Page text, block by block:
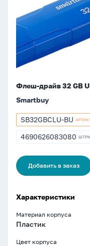
USB
2.0
Smartbuy
CLUE
Blue
Флеш-драйв 32 GB
Smartbuy
Артикул
SB32GBCLU-
SB32GBCLU-BU
ШТРИХКОД
4690626083080
Добавить в заказ
Характеристики
Материал корпуса
Пластик
Цвет корпуса